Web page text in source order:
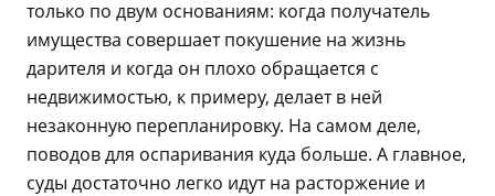
только по двум основаниям: когда получатель
имущества совершает покушение на жизнь
дарителя и когда он плохо обращается с
недвижимостью, к примеру, делает в ней
незаконную перепланировку. На самом деле,
поводов для оспаривания куда больше. А главное,
суды достаточно легко идут на расторжение и